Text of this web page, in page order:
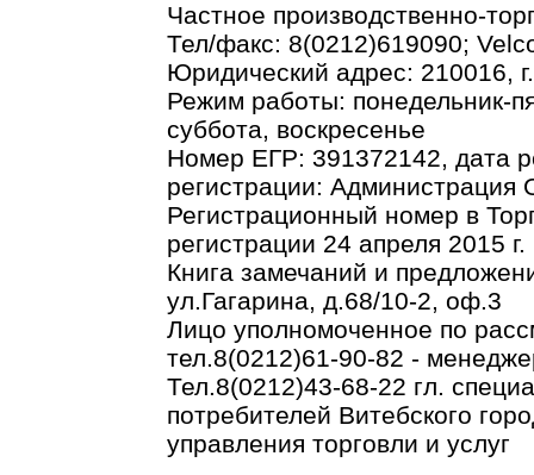
Частное производственно-
Тел/факс: 8(0212)619090;
Юридический адрес: 210016,
Режим работы: понедельник-
суббота, воскресенье
Номер ЕГР: 391372142, дата
регистрации: Администрация
Регистрационный номер в
регистрации 24 апреля 2015 г.
Книга замечаний и
ул.Гагарина, д.68/10-2, оф.3
Лицо уполномоченное по
тел.8(0212)61-90-82 -
Тел.8(0212)43-68-22 гл.
потребителей Витебского
управления торговли и услуг